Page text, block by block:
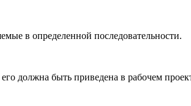
в определенной последовательности.
должна быть приведена в рабочем